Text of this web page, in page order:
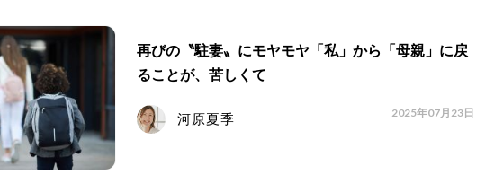
再びの〝駐妻〟にモヤモヤ「私」から「母親」に戻
ることが、苦しくて
河原夏季 2025年07月23日